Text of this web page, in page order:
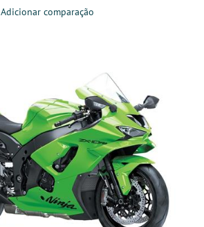
Adicionar comparação